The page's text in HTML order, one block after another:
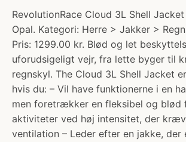
RevolutionRace Cloud 3L Shell
Opal. Kategori: Herre > Jakker >
Pris: 1299.00 kr. Blød og let
uforudsigeligt vejr, fra lette byger til
regnskyl. The Cloud 3L Shell Jacket
hvis du: – Vil have funktionerne i en
men foretrækker en fleksibel og blød
aktiviteter ved høj intensitet, der
ventilation – Leder efter en jakke,